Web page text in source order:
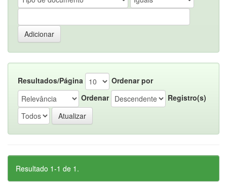
Resultados/Página
Ordenar por
Ordenar
Registro(s)
Resultado 1-1 de 1.